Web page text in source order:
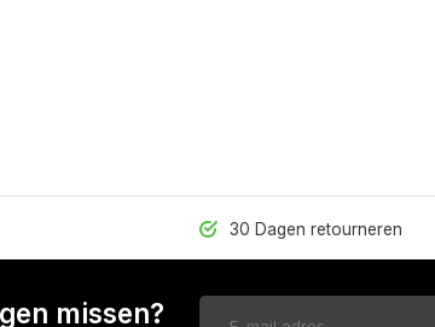
30 Dagen retourneren
missen?